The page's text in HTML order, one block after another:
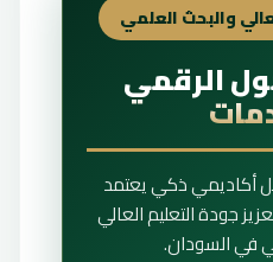
والبحث العلمي
الرقمي
أكاديمي ذكي يعتمد
جودة التعليم العالي
في السودان.